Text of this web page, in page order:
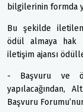
bilgilerinin formda
Bu şekilde
ödül almaya hak
iletişim ajansı
- Başvuru ve
yapılacağından,
Başvuru